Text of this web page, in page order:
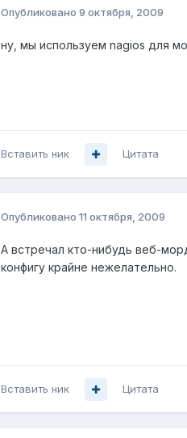
Опубликовано 9 октября, 2009
ну, мы используем nagios для
Вставить ник Цитата
Опубликовано 11 октября, 2009
А встречал кто-нибудь веб-
конфигу крайне нежелательно.
Вставить ник Цитата